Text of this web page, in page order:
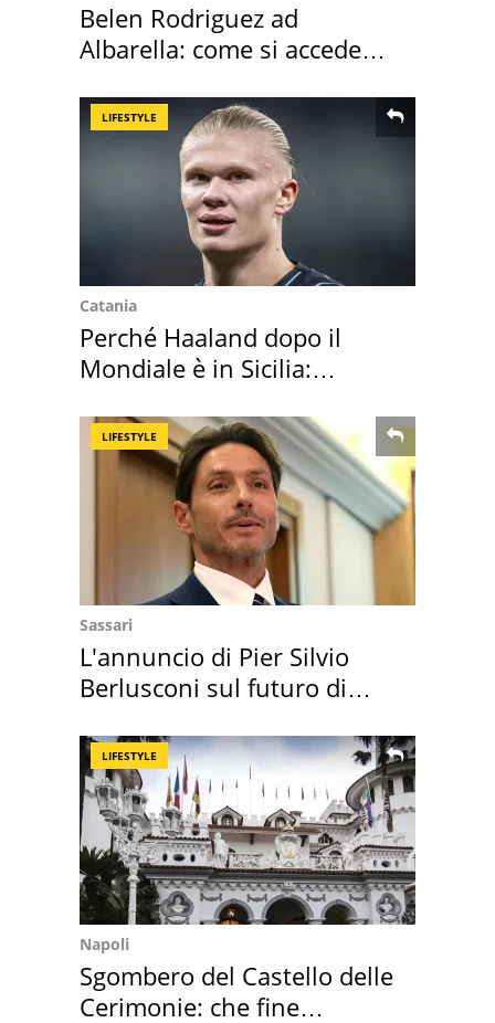
Belen Rodriguez ad
Albarella: come si accede
LIFESTYLE
Catania
Perché Haaland dopo il
Mondiale è in Sicilia:
LIFESTYLE
Sassari
L'annuncio di Pier Silvio
Berlusconi sul futuro di
LIFESTYLE
Napoli
Sgombero del Castello delle
Cerimonie: che fine